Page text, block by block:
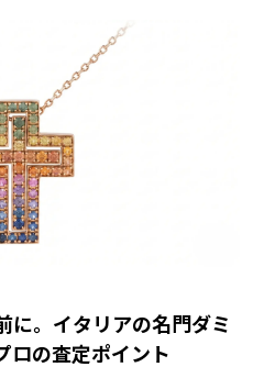
に。イタリアの名門ダミ
ロの査定ポイント